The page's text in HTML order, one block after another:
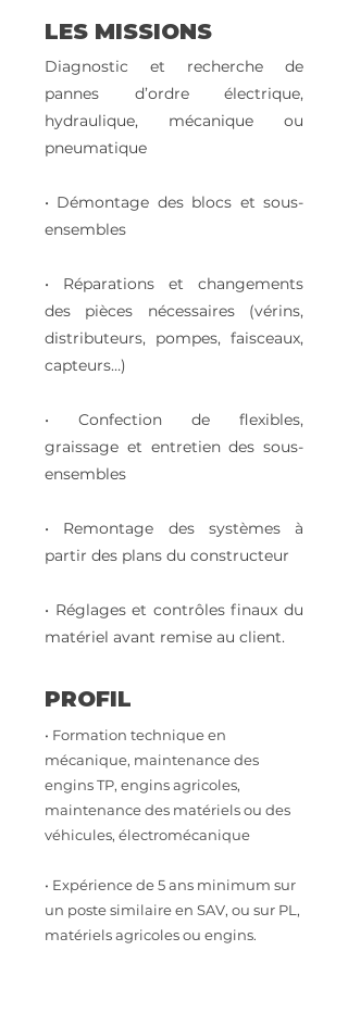
LES MISSIONS
Diagnostic et recherche de
pannes d’ordre électrique,
hydraulique, mécanique ou
pneumatique
• Démontage des blocs et sous-
ensembles
• Réparations et changements
des pièces nécessaires (vérins,
distributeurs, pompes, faisceaux,
capteurs…)
• Confection de flexibles,
graissage et entretien des sous-
ensembles
• Remontage des systèmes à
partir des plans du constructeur
• Réglages et contrôles finaux du
matériel avant remise au client.
PROFIL
• Formation technique en
mécanique, maintenance des
engins TP, engins agricoles,
maintenance des matériels ou des
véhicules, électromécanique
• Expérience de 5 ans minimum sur
un poste similaire en SAV, ou sur PL,
matériels agricoles ou engins.